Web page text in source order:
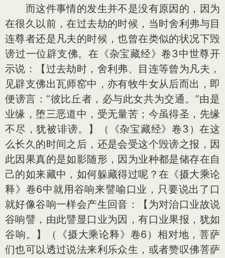
而这件事情的发生并不是没有原因的，因为
在很久以前，在过去劫的时候，当时舍利弗与目
连尊者还是凡夫的时候，也曾在类似的状况下毁
谤过一位辟支佛。在《杂宝藏经》卷3中世尊开
示说：【过去劫时，舍利弗、目连等曾为凡夫，
见辟支佛出瓦师窑中，亦有牧牛女从后而出，即
便谤言：“彼比丘者，必与此女共为交通。”由是
业缘，堕三恶道中，受无量苦；今虽得圣，先缘
不尽，犹被诽谤。】（《杂宝藏经》卷3）在这
么长久的时间之后，还是会受这个毁谤之报，因
此因果真的是如影随形，因为业种都是储存在自
己的如来藏中，如何躲藏得过呢？在《摄大乘论
释》卷6中就用谷响来譬喻口业，只要说出了口
就好像谷响一样会产生回音：【为对治口业故说
谷响譬，由此譬显口业为因，有口业果报，犹如
谷响。】（《摄大乘论释》卷6）相对地，菩萨
们也可以透过说法来利乐众生，或者赞叹佛菩萨